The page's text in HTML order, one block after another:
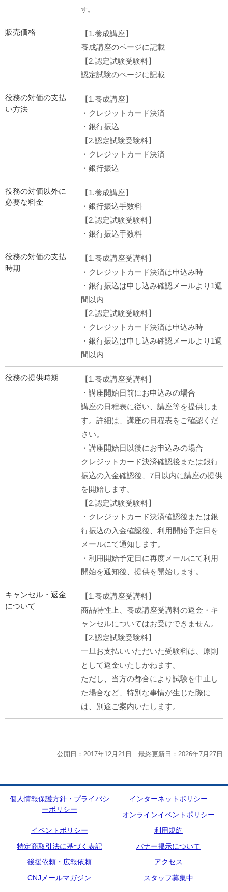
す。
販売価格
【1.養成講座】
養成講座のページに記載
【2.認定試験受験料】
認定試験のページに記載
役務の対価の支払
い方法
【1.養成講座】
・クレジットカード決済
・銀行振込
【2.認定試験受験料】
・クレジットカード決済
・銀行振込
役務の対価以外に
必要な料金
【1.養成講座】
・銀行振込手数料
【2.認定試験受験料】
・銀行振込手数料
役務の対価の支払
時期
【1.養成講座受講料】
・クレジットカード決済は申込み時
・銀行振込は申し込み確認メールより1週
間以内
【2.認定試験受験料】
・クレジットカード決済は申込み時
・銀行振込は申し込み確認メールより1週
間以内
役務の提供時期
【1.養成講座受講料】
・講座開始日前にお申込みの場合
講座の日程表に従い、講座等を提供しま
す。詳細は、講座の日程表をご確認くだ
さい。
・講座開始日以後にお申込みの場合
クレジットカード決済確認後または銀行
振込の入金確認後、7日以内に講座の提供
を開始します。
【2.認定試験受験料】
・クレジットカード決済確認後または銀
行振込の入金確認後、利用開始予定日を
メールにて通知します。
・利用開始予定日に再度メールにて利用
開始を通知後、提供を開始します。
キャンセル・返金
について
【1.養成講座受講料】
商品特性上、養成講座受講料の返金・キ
ャンセルについてはお受けできません。
【2.認定試験受験料】
一旦お支払いいただいた受験料は、原則
として返金いたしかねます。
ただし、当方の都合により試験を中止し
た場合など、特別な事情が生じた際に
は、別途ご案内いたします。
公開日：2017年12月21日 最終更新日：2026年7月27日
個人情報保護方針・プライバシ
ーポリシー
インターネットポリシー
オンラインイベントポリシー
イベントポリシー
利用規約
特定商取引法に基づく表記
バナー掲示について
後援依頼・広報依頼
アクセス
CNJメールマガジン
スタッフ募集中